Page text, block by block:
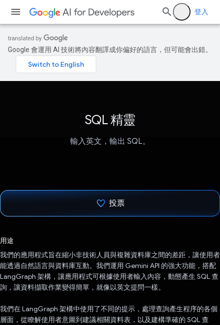
登入
Google 會運用 AI 技術將內容翻譯成你偏好的語言，但可能會出錯。
SQL 精靈
輸入英文，輸出 SQL。
投票
用途
我們的應用程式旨在縮小非技術人員與複雜資料庫之間的差距，讓使用者
能透過自然語言與資料庫互動。我們運用 Gemini API 的強大功能，搭配
LangGraph 架構，讓應用程式可根據使用者輸入內容，動態產生 SQL 查
詢，讓資料擷取作業變得簡單，就像以英文提問一樣。
我們在 LangGraph 架構中使用了不同的提示，處理查詢產生程序的各個
層面，從瞭解使用者意圖到建議相關資料表，以及建構準確的 SQL 查